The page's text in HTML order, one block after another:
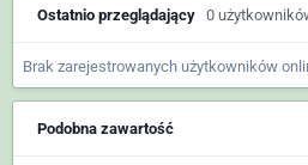
Ostatnio przeglądający 0
Brak zarejestrowanych użytkowników
Podobna zawartość